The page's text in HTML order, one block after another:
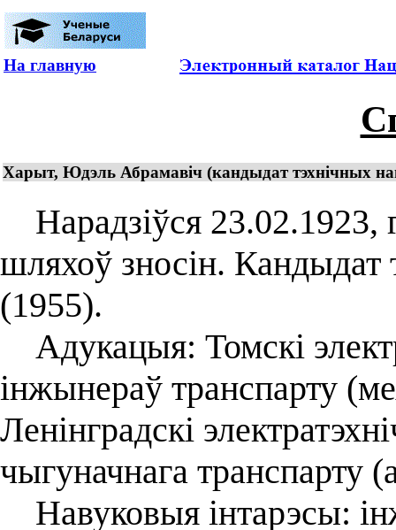
На главную
Харыт, Юдэль Абрамавіч (кандыдат тэхнічных
Нарадзіўся 23.02.1923,
шляхоў зносін. Кандыдат
(1955).
Адукацыя: Томскі
інжынераў транспарту
Ленінградскі
чыгуначнага транспарту
Навуковыя інтарэсы: